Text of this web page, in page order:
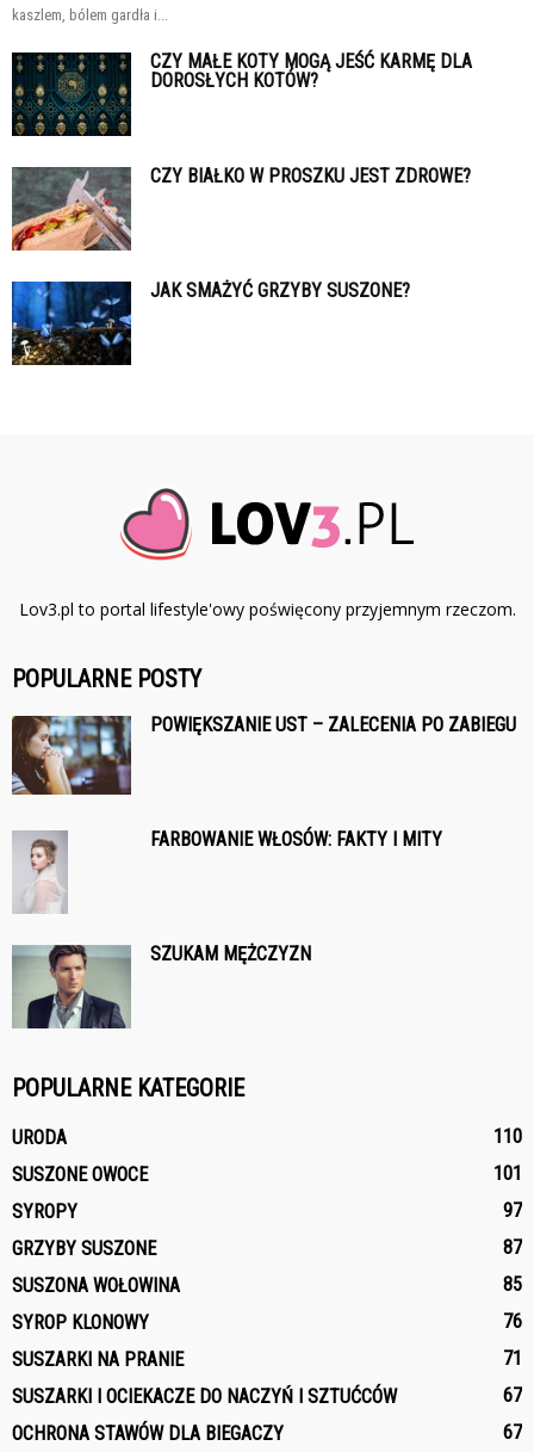
kaszlem, bólem gardła i...
CZY MAŁE KOTY MOGĄ JEŚĆ KARMĘ DLA
DOROSŁYCH KOTÓW?
CZY BIAŁKO W PROSZKU JEST ZDROWE?
JAK SMAŻYĆ GRZYBY SUSZONE?
Lov3.pl to portal lifestyle'owy poświęcony przyjemnym rzeczom.
POPULARNE POSTY
POWIĘKSZANIE UST – ZALECENIA PO ZABIEGU
FARBOWANIE WŁOSÓW: FAKTY I MITY
SZUKAM MĘŻCZYZN
POPULARNE KATEGORIE
URODA
110
SUSZONE OWOCE
101
SYROPY
97
GRZYBY SUSZONE
87
SUSZONA WOŁOWINA
85
SYROP KLONOWY
76
SUSZARKI NA PRANIE
71
SUSZARKI I OCIEKACZE DO NACZYŃ I SZTUĆCÓW
67
OCHRONA STAWÓW DLA BIEGACZY
67